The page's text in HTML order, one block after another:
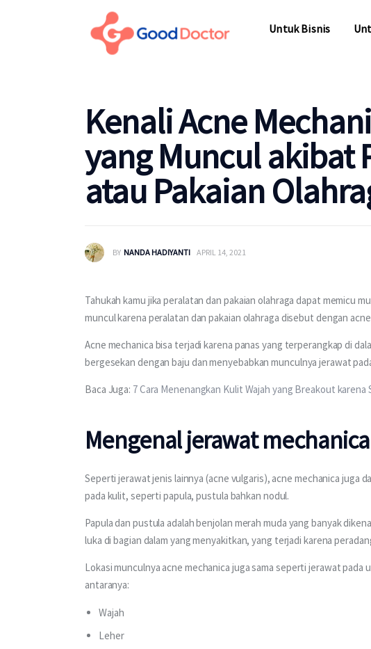
Untuk Bisnis
Kenali Acne
yang Muncul akibat
atau Pakaian
BY NANDA HADIYANTI APRIL 14, 2021
Tahukah kamu jika peralatan dan pakaian olahraga dapat memicu
muncul karena peralatan dan pakaian olahraga disebut dengan
Acne mechanica bisa terjadi karena panas yang terperangkap di
bergesekan dengan baju dan menyebabkan munculnya jerawat
Baca Juga: 7 Cara Menenangkan Kulit Wajah yang Breakout karena
Mengenal jerawat mechanica
Seperti jerawat jenis lainnya (acne vulgaris), acne mechanica juga
pada kulit, seperti papula, pustula bahkan nodul.
Papula dan pustula adalah benjolan merah muda yang banyak
luka di bagian dalam yang menyakitkan, yang terjadi karena
Lokasi munculnya acne mechanica juga sama seperti jerawat pada
antaranya:
Wajah
Leher